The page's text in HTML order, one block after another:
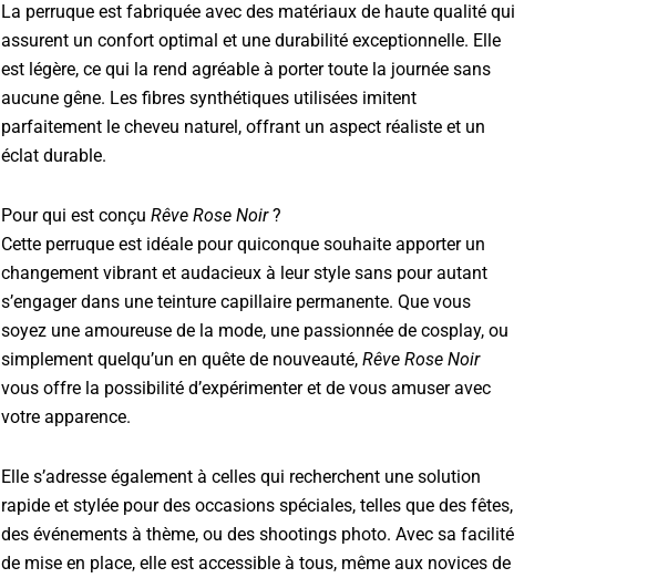
La perruque est fabriquée avec des matériaux de haute qualité qui
assurent un confort optimal et une durabilité exceptionnelle. Elle
est légère, ce qui la rend agréable à porter toute la journée sans
aucune gêne. Les fibres synthétiques utilisées imitent
parfaitement le cheveu naturel, offrant un aspect réaliste et un
éclat durable.
Pour qui est conçu Rêve Rose Noir?
Cette perruque est idéale pour quiconque souhaite apporter un
changement vibrant et audacieux à leur style sans pour autant
s’engager dans une teinture capillaire permanente. Que vous
soyez une amoureuse de la mode, une passionnée de cosplay, ou
simplement quelqu’un en quête de nouveauté, Rêve Rose Noir
vous offre la possibilité d’expérimenter et de vous amuser avec
votre apparence.
Elle s’adresse également à celles qui recherchent une solution
rapide et stylée pour des occasions spéciales, telles que des fêtes,
des événements à thème, ou des shootings photo. Avec sa facilité
de mise en place, elle est accessible à tous, même aux novices de